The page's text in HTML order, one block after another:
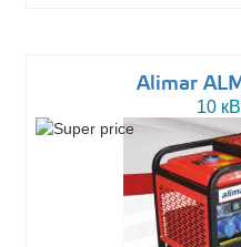
Alimar
10